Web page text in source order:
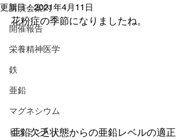
講演会案内
開催報告
栄養精神医学
鉄
亜鉛
マグネシウム
ビタミンA
更新日：2021年4月11日
花粉症の季節になりましたね。
亜鉛欠乏状態からの亜鉛レベルの適正